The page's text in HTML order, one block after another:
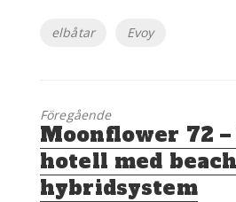
Etiketter
elbåtar Evoy
Föregående
Föregående
inlägg:
Moonflower 72
hotell med
hybridsystem